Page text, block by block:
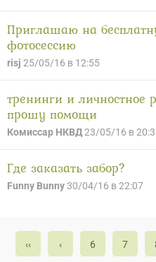
Приглашаю на
фотосессию
risj 25/05/16 в 12:55
тренинги и личностное
прошу помощи
Комиссар НКВД23/05/16 в
Где заказать забор?
Funny Bunny30/04/16 в 22:07
‹‹ ‹ 6 7